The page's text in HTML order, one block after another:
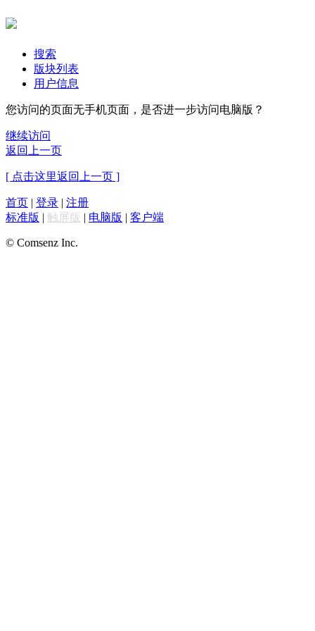
搜索
版块列表
用户信息
您访问的页面无手机页面，是否进一步访问电脑版？
继续访问
返回上一页
[ 点击这里返回上一页 ]
首页 | 登录 | 注册
标准版 | 触屏版 | 电脑版 | 客户端
© Comsenz Inc.